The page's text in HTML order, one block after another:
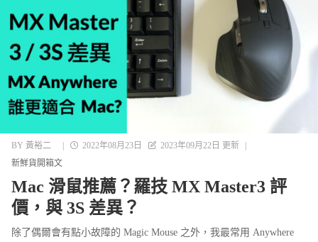
BY 黃裕二 2022年08月23日 2023年09月22日 更新
新鮮貨開箱文
Mac 滑鼠推薦？羅技 MX Master3 評
價，與 3S 差異？
除了偶爾會有點小故障的 Magic Mouse 之外，我最常用 Anywhere